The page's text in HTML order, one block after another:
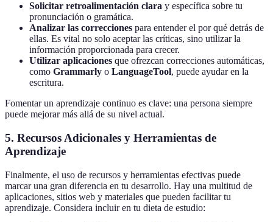
Solicitar retroalimentación clara y específica sobre tu
pronunciación o gramática.
Analizar las correcciones para entender el por qué detrás de
ellas. Es vital no solo aceptar las críticas, sino utilizar la
información proporcionada para crecer.
Utilizar aplicaciones que ofrezcan correcciones automáticas,
como Grammarly o LanguageTool, puede ayudar en la
escritura.
Fomentar un aprendizaje continuo es clave: una persona siempre
puede mejorar más allá de su nivel actual.
5. Recursos Adicionales y Herramientas de
Aprendizaje
Finalmente, el uso de recursos y herramientas efectivas puede
marcar una gran diferencia en tu desarrollo. Hay una multitud de
aplicaciones, sitios web y materiales que pueden facilitar tu
aprendizaje. Considera incluir en tu dieta de estudio: